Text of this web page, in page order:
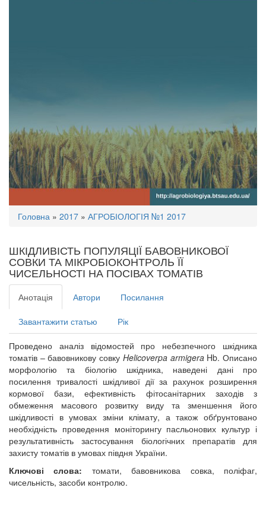
Ви
тут
Головна » 2017 » АГРОБІОЛОГІЯ №1 2017
ШКІДЛИВІСТЬ ПОПУЛЯЦІЇ БАВОВНИКОВОЇ
СОВКИ ТА МІКРОБІОКОНТРОЛЬ ЇЇ
ЧИСЕЛЬНОСТІ НА ПОСІВАХ ТОМАТІВ
Анотація Автори Посилання
Завантажити статью Рік
Проведено аналіз відомостей про небезпечного шкідника
томатів – бавовникову совку Helicoverpa armigeraHb. Описано
морфологію та біологію шкідника, наведені дані про
посилення тривалості шкідливої дії за рахунок розширення
кормової бази, ефективність фітосанітарних заходів з
обмеження масового розвитку виду та зменшення його
шкідливості в умовах зміни клімату, а також обґрунтовано
необхідність проведення моніторингу пасльонових культур і
результативність застосування біологічних препаратів для
захисту томатів в умовах півдня України.
Ключові слова: томати, бавовникова совка, поліфаг,
чисельність, засоби контролю.